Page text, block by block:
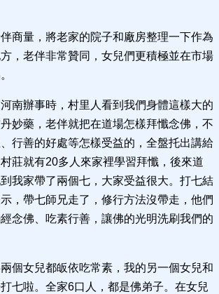
商量，將老家的院子和廠房整理一下作為
，老伴非常贊同，女兒們更積極並在市場
南辦事時，村里人看到我們身體這樣大的
妙藥，老伴就把在道場怎樣拜懺念佛，不
行善的好處等怎樣受益的，全盤托出講給
莊就有20多人來家裡學習拜懺，後來道
我家帶了兩個七，大家受益很大。打七結
，帶七師兄走了，修行方法沒帶走，他們
念佛、吃素行善，讓佛的光明洗刷我們的
個女兒都皈依吃常素，我的另一個女兒和
七啦。全家6口人，都是佛弟子。在女兒